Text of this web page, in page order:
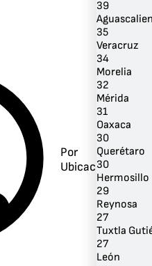
Por
Ubicación
39
35
Veracruz
34
Morelia
32
Mérida
31
Oaxaca
30
Querétaro
30
Hermosillo
29
Reynosa
27
Tuxtla
27
León